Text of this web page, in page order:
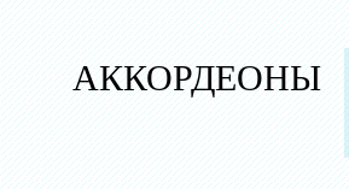
АККОРДЕОНЫ